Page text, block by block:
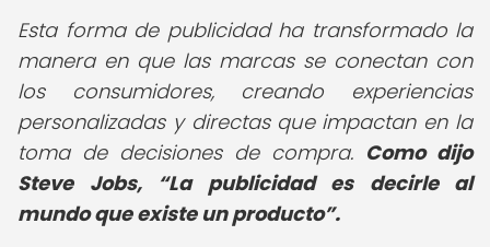
Esta forma de publicidad ha transformado la
manera en que las marcas se conectan con
los consumidores, creando experiencias
personalizadas y directas que impactan en la
toma de decisiones de compra. Como dijo
Steve Jobs,
La publicidad es decirle al
mundo que existe un producto .